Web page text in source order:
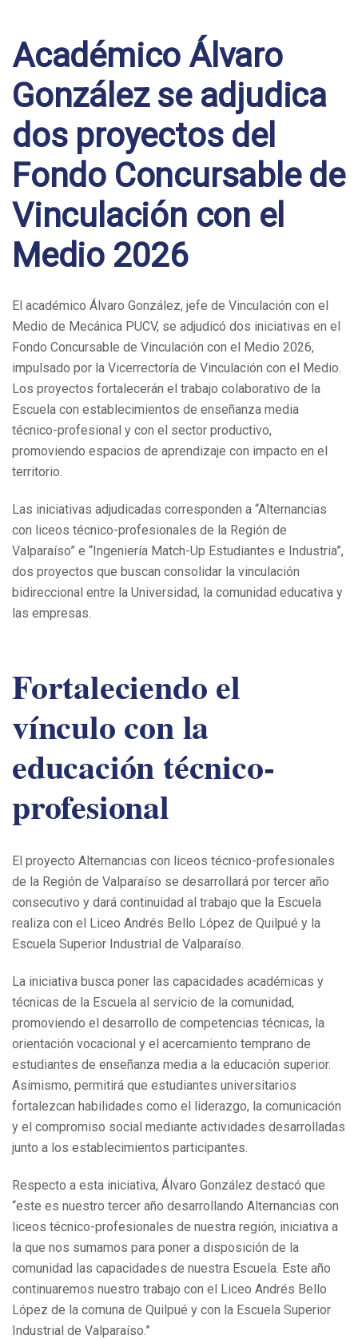
Académico Álvaro
González se adjudica
dos proyectos del
Fondo Concursable de
Vinculación con el
Medio 2026
El académico Álvaro González, jefe de Vinculación con el
Medio de Mecánica PUCV, se adjudicó dos iniciativas en el
Fondo Concursable de Vinculación con el Medio 2026,
impulsado por la Vicerrectoría de Vinculación con el Medio.
Los proyectos fortalecerán el trabajo colaborativo de la
Escuela con establecimientos de enseñanza media
técnico-profesional y con el sector productivo,
promoviendo espacios de aprendizaje con impacto en el
territorio.
Las iniciativas adjudicadas corresponden a “Alternancias
con liceos técnico-profesionales de la Región de
Valparaíso” e “Ingeniería Match-Up Estudiantes e Industria”,
dos proyectos que buscan consolidar la vinculación
bidireccional entre la Universidad, la comunidad educativa y
las empresas.
Fortaleciendo el
vínculo con la
educación técnico-
profesional
El proyecto Alternancias con liceos técnico-profesionales
de la Región de Valparaíso se desarrollará por tercer año
consecutivo y dará continuidad al trabajo que la Escuela
realiza con el Liceo Andrés Bello López de Quilpué y la
Escuela Superior Industrial de Valparaíso.
La iniciativa busca poner las capacidades académicas y
técnicas de la Escuela al servicio de la comunidad,
promoviendo el desarrollo de competencias técnicas, la
orientación vocacional y el acercamiento temprano de
estudiantes de enseñanza media a la educación superior.
Asimismo, permitirá que estudiantes universitarios
fortalezcan habilidades como el liderazgo, la comunicación
y el compromiso social mediante actividades desarrolladas
junto a los establecimientos participantes.
Respecto a esta iniciativa, Álvaro González destacó que
“este es nuestro tercer año desarrollando Alternancias con
liceos técnico-profesionales de nuestra región, iniciativa a
la que nos sumamos para poner a disposición de la
comunidad las capacidades de nuestra Escuela. Este año
continuaremos nuestro trabajo con el Liceo Andrés Bello
López de la comuna de Quilpué y con la Escuela Superior
Industrial de Valparaíso.”
navigation